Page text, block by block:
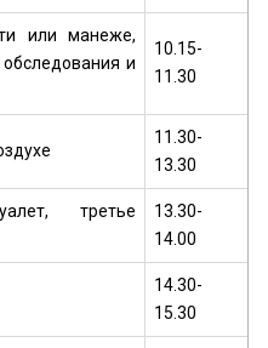
или манеже,
и
10.15-
11.30
11.30-
13.30
третье
13.30-
14.00
14.30-
15.30